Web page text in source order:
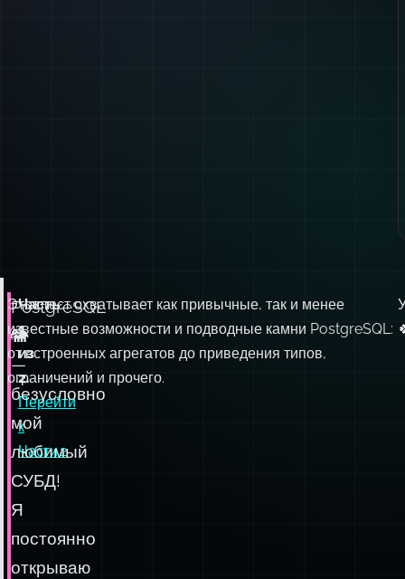
Часть
1
из
2.
Перейти
к
Части 2
PostgreSQL
🐘
—
безусловно
мой
любимый
СУБД!
Я
постоянно
открываю
Этот тест охватывает как привычные, так и менее
известные возможности и подводные камни PostgreSQL:
от встроенных агрегатов до приведения типов,
ограничений и прочего.